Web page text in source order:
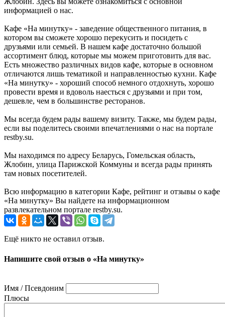
информацией о нас.
Кафе «На минутку» - заведение общественного питания, в
котором вы сможете хорошо перекусить и посидеть с
друзьями или семьей. В нашем кафе достаточно большой
ассортимент блюд, которые мы можем приготовить для вас.
Есть множество различных видов кафе, которые в основном
отличаются лишь тематикой и направленностью кухни. Кафе
«На минутку» - хороший способ немного отдохнуть, хорошо
провести время и вдоволь наесться с друзьями и при том,
дешевле, чем в большинстве ресторанов.
Мы всегда будем рады вашему визиту. Также, мы будем рады,
если вы поделитесь своими впечатлениями о нас на портале
restby.su.
Мы находимся по адресу Беларусь, Гомельская область,
Жлобин, улица Парижской Коммуны и всегда рады принять
там новых посетителей.
Всю информацию в категории Кафе, рейтинг и отзывы о кафе
«На минутку» Вы найдете на информационном
развлекательном портале restby.su.
Ещё никто не оставил отзыв.
Напишите свой отзыв о «На минутку»
Имя / Псевдоним
Плюсы